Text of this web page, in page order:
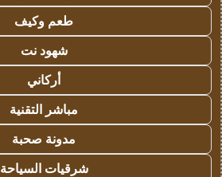
طعم وكيف
شهود نت
أركاني
مباشر التقنية
مدونة صحبة
شرقيات السياحة